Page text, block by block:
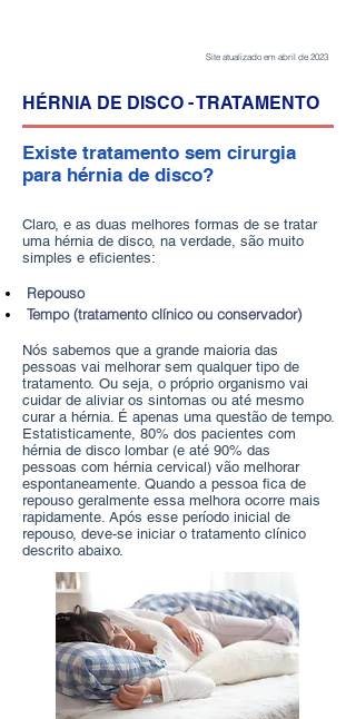
Site atualizado em abril de 2023
​HÉRNIA DE DISCO - TRATAMENTO
Existe tratamento sem cirurgia
para hérnia de disco?
Claro, e as duas melhores formas de se tratar
uma hérnia de disco, na verdade, são muito
simples e eficientes:
Repouso
Tempo(tratamento clínico ou conservador)
Nós sabemos que a grande maioria das
pessoas vai melhorar sem qualquer tipo de
tratamento. Ou seja, o próprio organismo vai
cuidar de aliviar os sintomas ou até mesmo
curar a hérnia. É apenas uma questão de tempo.
Estatisticamente, 80% dos pacientes com
hérnia de disco lombar (e até 90% das
pessoas com hérnia cervical) vão melhorar
espontaneamente. Quando a pessoa fica de
repouso geralmente essa melhora ocorre mais
rapidamente. Após esse período inicial de
repouso, deve-se iniciar o tratamento clínico
descrito abaixo.